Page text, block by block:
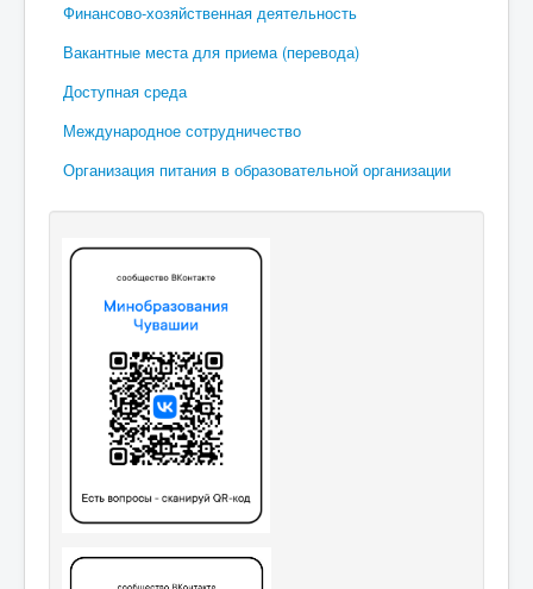
Финансово-хозяйственная деятельность
Вакантные места для приема (перевода)
Доступная среда
Международное сотрудничество
Организация питания в образовательной организации